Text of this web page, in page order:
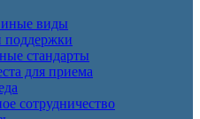
виды
поддержки
стандарты
для приема
сотрудничество